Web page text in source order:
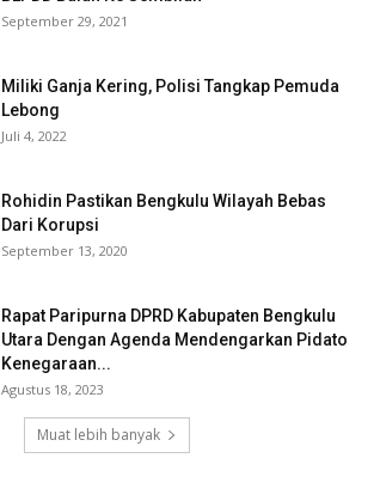
September 29, 2021
Miliki Ganja Kering, Polisi Tangkap Pemuda
Lebong
Juli 4, 2022
Rohidin Pastikan Bengkulu Wilayah Bebas
Dari Korupsi
September 13, 2020
Rapat Paripurna DPRD Kabupaten Bengkulu
Utara Dengan Agenda Mendengarkan Pidato
Kenegaraan...
Agustus 18, 2023
Muat lebih banyak